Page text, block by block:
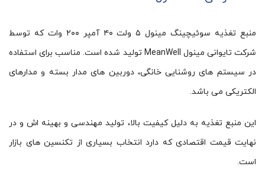
منبع تغذیه سوئیچینگ مینول ۵ ولت ۴۰ آمپر ۲۰۰ وات که توسط
شرکت تایوانی مینول MeanWell تولید شده است. مناسب برای استفاده
در سیستم های روشنایی خانگی، دوربین های مدار بسته و مدارهای
الکتریکی می باشد.
این منبع تغذیه به دلیل کیفیت بالا، تولید مهندسی و بهینه اش و در
نهایت قیمت اقتصادی که دارد انتخاب بسیاری از تکنسین های بازار
است.